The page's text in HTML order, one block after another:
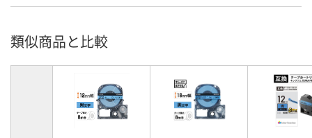
類似商品と比較